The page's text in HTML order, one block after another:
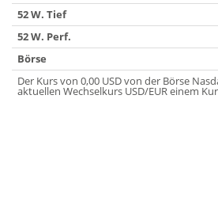
52 W. Tief
52 W. Perf.
Börse
Der Kurs von 0,00 USD von der Börse
aktuellen Wechselkurs USD/EUR einem